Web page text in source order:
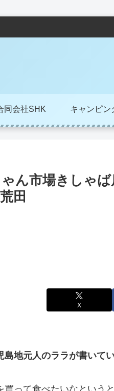
同会社SHK キャンピン
ん市場きしゃ
田
X
島地元人のララが書いてい
買って食べたいなという